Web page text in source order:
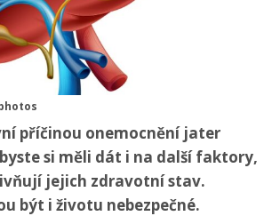
příčinou onemocnění jater
si měli dát i na další faktory,
jejich zdravotní stav.
být i životu nebezpečné.